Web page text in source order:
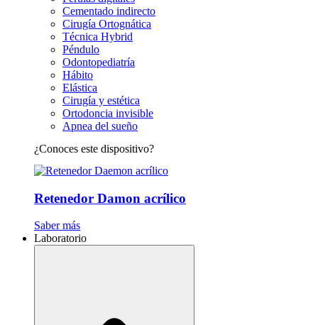
Cementado indirecto
Cirugía Ortognática
Técnica Hybrid
Péndulo
Odontopediatría
Hábito
Elástica
Cirugía y estética
Ortodoncia invisible
Apnea del sueño
¿Conoces este dispositivo?
Retenedor Damon acrílico
Saber más
Laboratorio